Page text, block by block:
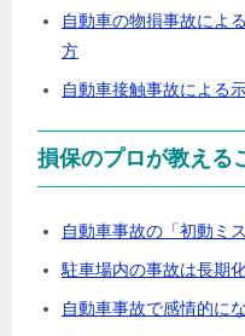
自動車の物損事故によ
方
自動車接触事故による
損保のプロが教える
自動車事故の「初動ミ
駐車場内の事故は長期
自動車事故で感情的に